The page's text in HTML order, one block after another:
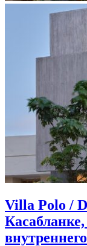
Villa Polo /